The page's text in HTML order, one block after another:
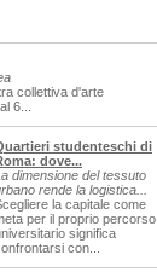
collettiva d'arte
6...
studenteschi di
dove...
dimensione del tessuto
rende la logistica...
la capitale come
per il proprio percorso
significa
con...